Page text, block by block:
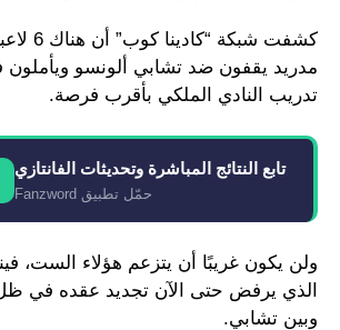
كشفت
مدريد يقفون ضد تشابي ألونسو
تدريب النادي الملكي بأقرب فرصة.
تابع النتائج المباشرة وتحديثات الفانتازي
حمّل تطبيق Fanzword
ولن يكون غريبًا أن يتزعم هؤلاء الست،
الذي يرفض حتى الآن تجديد عقده في ظل
وبين تشابي.